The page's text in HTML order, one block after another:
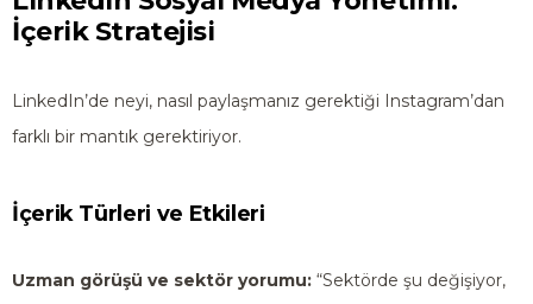
İçerik Stratejisi
LinkedIn’de neyi, nasıl paylaşmanız gerektiği Instagram’dan
farklı bir mantık gerektiriyor.
İçerik Türleri ve Etkileri
Uzman görüşü ve sektör yorumu: “Sektörde şu değişiyor,